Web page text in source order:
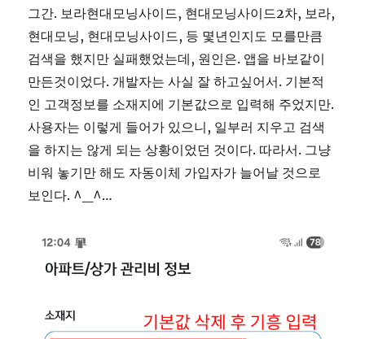
그간. 보라현대모닝사이드, 현대모닝사이드2차, 보라,
현대모닝, 현대모닝사이드, 등 몇년인지도 모를만큼
검색을 했지만 실패했었는데, 원인은. 앱을 바보같이
만든것이었다. 개발자는 사실 잘 하고싶어서. 기본적
인 고객정보를 소재지에 기본값으로 입력해 주었지만.
사용자는 이렇게 들어가 있으니, 일부러 지우고 검색
을 하지는 않게 되는 상황이었던 것이다. 따라서. 그냥
비워 놓기만 해도 자동이체 가입자가 늘어날 것으로
보인다. ^_^…